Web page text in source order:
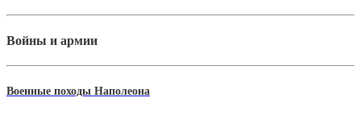
Войны и армии
Военные походы Наполеона